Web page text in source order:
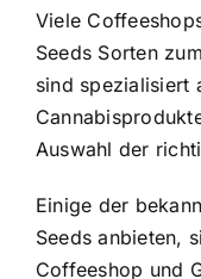
Viele
Seeds Sorten
sind spezialisiert
Auswahl der
Einige der
Seeds anbieten,
Coffeeshop und